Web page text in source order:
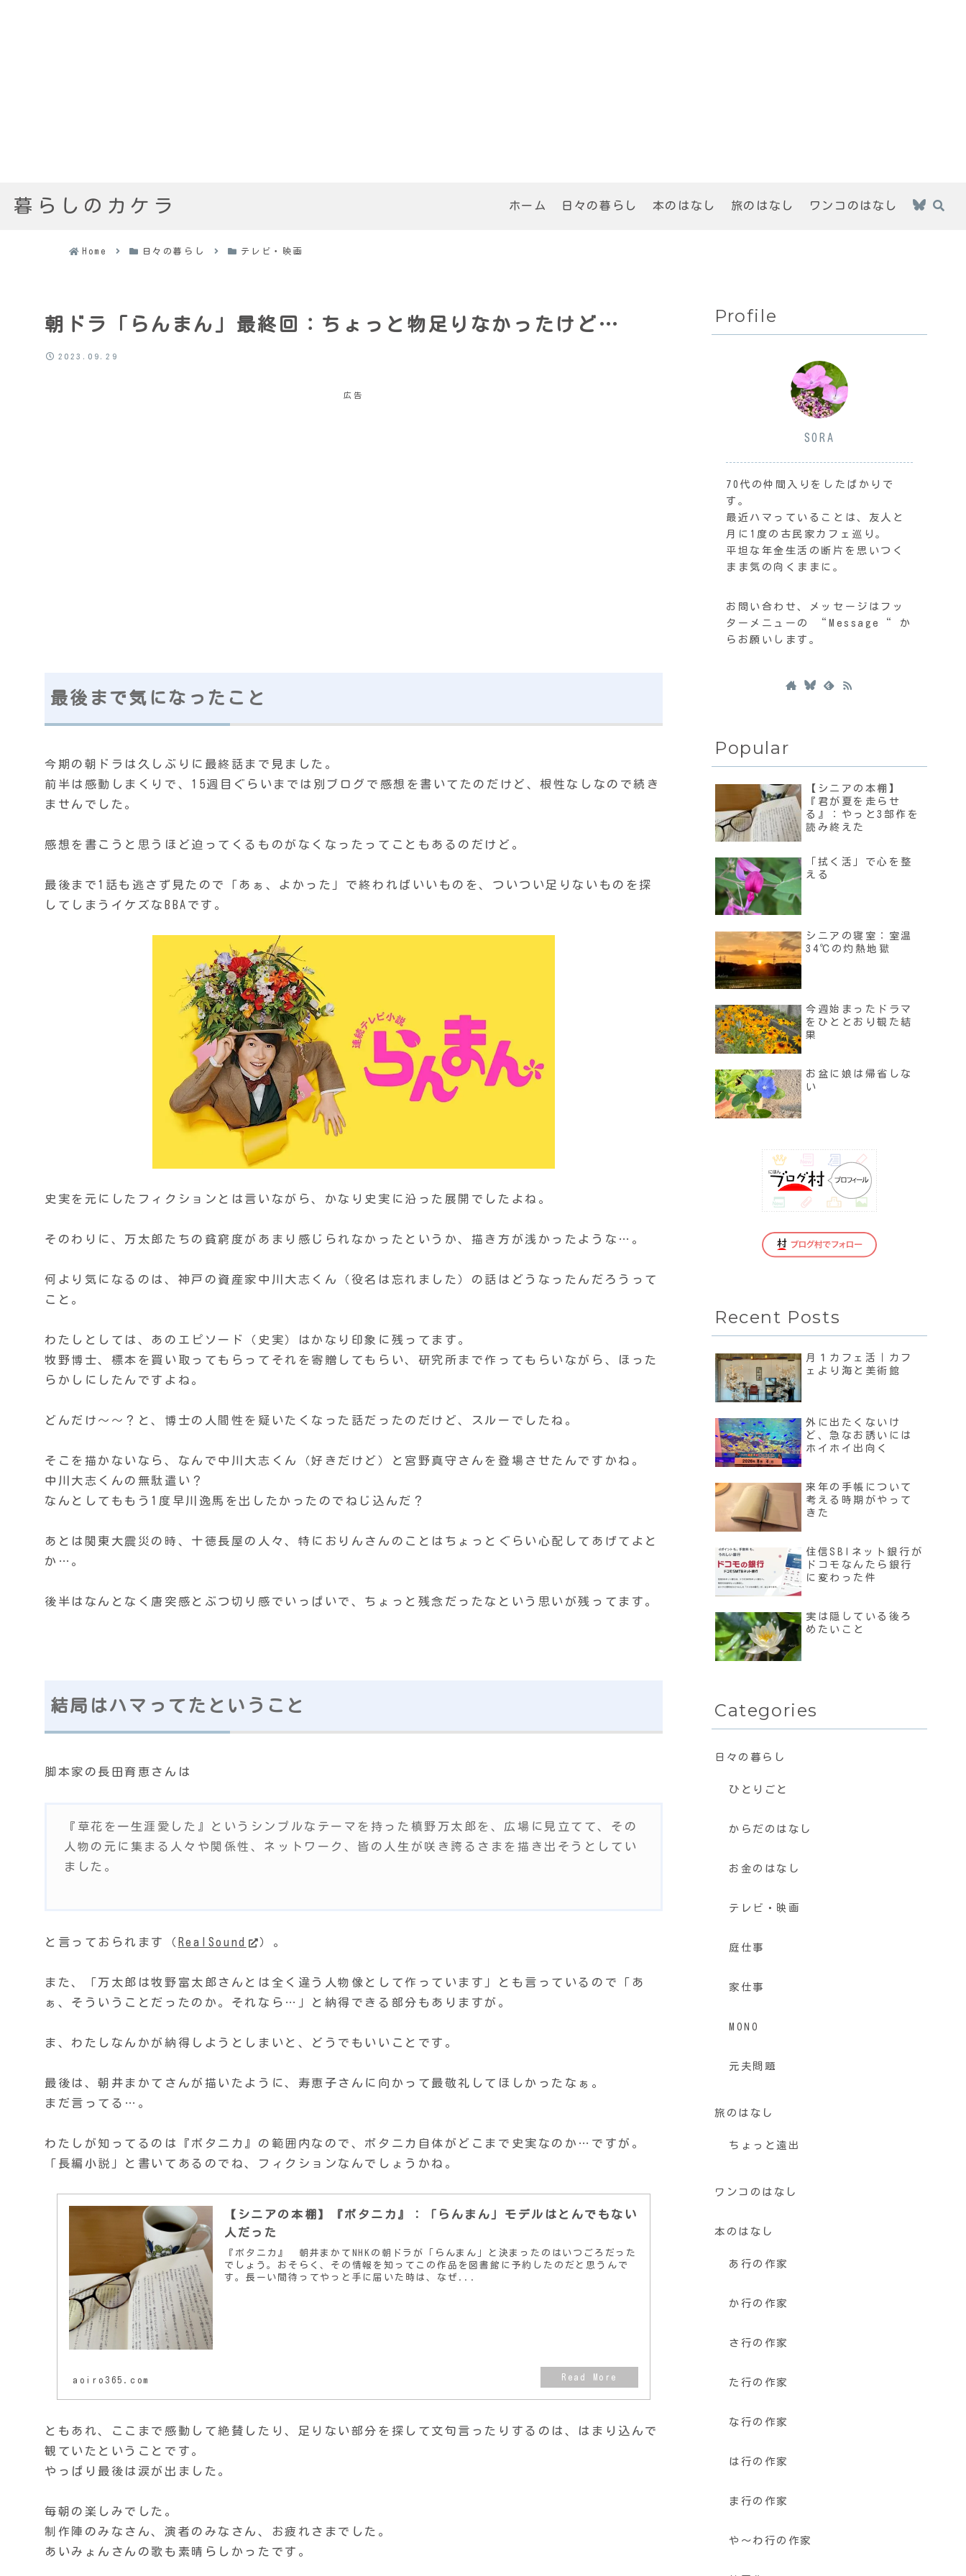
暮らしのカケラ ホーム 日々の暮らし 本のはなし 旅のはなし ワンコのはなし
Home 日々の暮らし テレビ・映画
朝ドラ「らんまん」最終回：ちょっと物足りなかったけど…
2023.09.29
広告
最後まで気になったこと
今期の朝ドラは久しぶりに最終話まで見ました。
前半は感動しまくりで、15週目ぐらいまでは別ブログで感想を書いてたのだけど、根性なしなので続き
ませんでした。
感想を書こうと思うほど迫ってくるものがなくなったってこともあるのだけど。
最後まで1話も逃さず見たので「あぁ、よかった」で終わればいいものを、ついつい足りないものを探
してしまうイケズなBBAです。
史実を元にしたフィクションとは言いながら、かなり史実に沿った展開でしたよね。
そのわりに、万太郎たちの貧窮度があまり感じられなかったというか、描き方が浅かったような…。
何より気になるのは、神戸の資産家中川大志くん（役名は忘れました）の話はどうなったんだろうって
こと。
わたしとしては、あのエピソード（史実）はかなり印象に残ってます。
牧野博士、標本を買い取ってもらってそれを寄贈してもらい、研究所まで作ってもらいながら、ほった
らかしにしたんですよね。
どんだけ〜〜？と、博士の人間性を疑いたくなった話だったのだけど、スルーでしたね。
そこを描かないなら、なんで中川大志くん（好きだけど）と宮野真守さんを登場させたんですかね。
中川大志くんの無駄遣い？
なんとしてももう1度早川逸馬を出したかったのでねじ込んだ？
あとは関東大震災の時、十徳長屋の人々、特におりんさんのことはちょっとぐらい心配してあげてよと
か…。
後半はなんとなく唐突感とぶつ切り感でいっぱいで、ちょっと残念だったなという思いが残ってます。
結局はハマってたということ
脚本家の長田育恵さんは
『草花を一生涯愛した』というシンプルなテーマを持った槙野万太郎を、広場に見立てて、その
人物の元に集まる人々や関係性、ネットワーク、皆の人生が咲き誇るさまを描き出そうとしてい
ました。
と言っておられます（RealSound ）。
また、「万太郎は牧野富太郎さんとは全く違う人物像として作っています」とも言っているので「あ
ぁ、そういうことだったのか。それなら…」と納得できる部分もありますが。
ま、わたしなんかが納得しようとしまいと、どうでもいいことです。
最後は、朝井まかてさんが描いたように、寿恵子さんに向かって最敬礼してほしかったなぁ。
まだ言ってる…。
わたしが知ってるのは『ボタニカ』の範囲内なので、ボタニカ自体がどこまで史実なのか…ですが。
「長編小説」と書いてあるのでね、フィクションなんでしょうかね。
【シニアの本棚】『ボタニカ』：「らんまん」モデルはとんでもない
人だった
『ボタニカ』 朝井まかてNHKの朝ドラが「らんまん」と決まったのはいつごろだった
でしょう。おそらく、その情報を知ってこの作品を図書館に予約したのだと思うんで
す。長ーい間待ってやっと手に届いた時は、なぜ...
aoiro365.com
ともあれ、ここまで感動して絶賛したり、足りない部分を探して文句言ったりするのは、はまり込んで
観ていたということです。
やっぱり最後は涙が出ました。
毎朝の楽しみでした。
制作陣のみなさん、演者のみなさん、お疲れさまでした。
あいみょんさんの歌も素晴らしかったです。
Profile
SORA
70代の仲間入りをしたばかりで
す。
最近ハマっていることは、友人と
月に1度の古民家カフェ巡り。
平坦な年金生活の断片を思いつく
まま気の向くままに。
お問い合わせ、メッセージはフッ
ターメニューの “Message“ か
らお願いします。
Popular
【シニアの本棚】
『君が夏を走らせ
る』：やっと3部作を
読み終えた
「拭く活」で心を整
える
シニアの寝室：室温
34℃の灼熱地獄
今週始まったドラマ
をひととおり観た結
果
お盆に娘は帰省しな
い
Recent Posts
月１カフェ活｜カフ
ェより海と美術館
外に出たくないけ
ど、急なお誘いには
ホイホイ出向く
来年の手帳について
考える時期がやって
きた
住信SBIネット銀行が
ドコモなんたら銀行
に変わった件
実は隠している後ろ
めたいこと
Categories
日々の暮らし
ひとりごと
からだのはなし
お金のはなし
テレビ・映画
庭仕事
家仕事
MONO
元夫問題
旅のはなし
ちょっと遠出
ワンコのはなし
本のはなし
あ行の作家
か行の作家
さ行の作家
た行の作家
な行の作家
は行の作家
ま行の作家
や〜わ行の作家